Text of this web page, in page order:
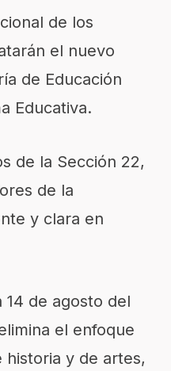
de los
el nuevo
de Educación
Educativa.
de la Sección 22,
de la
y clara en
de agosto del
el enfoque
historia y de artes,